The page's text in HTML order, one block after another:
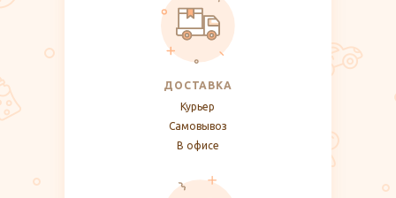
ДОСТАВКА
Курьер
Самовывоз
В офисе